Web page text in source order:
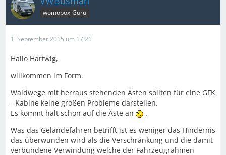
womobox-Guru
1. September 2015 um 17:21
Hallo Hartwig,
willkommen im Form.
Waldwege mit herraus stehenden Ästen sollten für eine GFK
- Kabine keine großen Probleme darstellen.
Es kommt halt schon auf die Äste an
.
Was das Geländefahren betrifft ist es weniger das Hindernis
das überwunden wird als die Verschränkung und die damit
verbundene Verwindung welche der Fahrzeugrahmen